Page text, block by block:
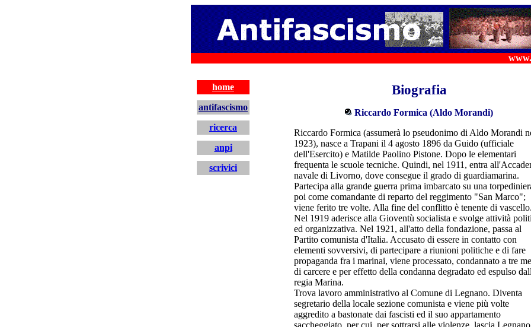
home
Biografia
Riccardo Formica (Aldo Morandi)
Riccardo Formica (assumerà lo pseudonimo di Aldo Morandi
1923), nasce a Trapani il 4 agosto 1896 da Guido (ufficiale
dell'Esercito) e Matilde Paolino Pistone. Dopo le elementari
frequenta le scuole tecniche. Quindi, nel 1911, entra
navale di Livorno, dove consegue il grado di guardiamarina.
Partecipa alla grande guerra prima imbarcato su una
poi come comandante di reparto del reggimento "San Marco";
viene ferito tre volte. Alla fine del conflitto è tenente di vascello.
Nel 1919 aderisce alla Gioventù socialista e svolge attività
ed organizzativa. Nel 1921, all'atto della fondazione, passa al
Partito comunista d'Italia. Accusato di essere in contatto con
elementi sovversivi, di partecipare a riunioni politiche e di fare
propaganda fra i marinai, viene processato, condannato a tre
di carcere e per effetto della condanna degradato ed espulso
regia Marina.
Trova lavoro amministrativo al Comune di Legnano. Diventa
segretario della locale sezione comunista e viene più volte
aggredito a bastonate dai fascisti ed il suo appartamento
saccheggiato, per cui, per sottrarsi alle violenze, lascia
antifascismo
ricerca
anpi
scrivici